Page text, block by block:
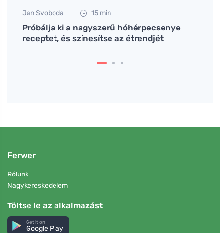
Jan Svoboda 15 min
Próbálja ki a nagyszerű hóhérpecsenye
receptet, és színesítse az étrendjét
Ferwer
Rólunk
Nagykereskedelem
Töltse le az alkalmazást
Get it on
Google Play